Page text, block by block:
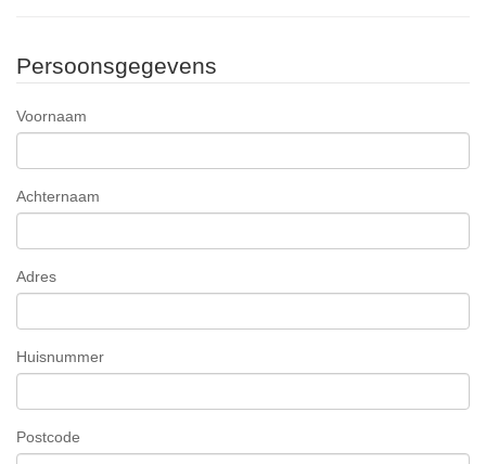
Persoonsgegevens
Voornaam
Achternaam
Adres
Huisnummer
Postcode